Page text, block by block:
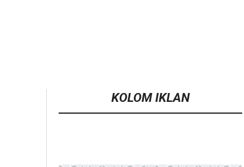
KOLOM IKLAN